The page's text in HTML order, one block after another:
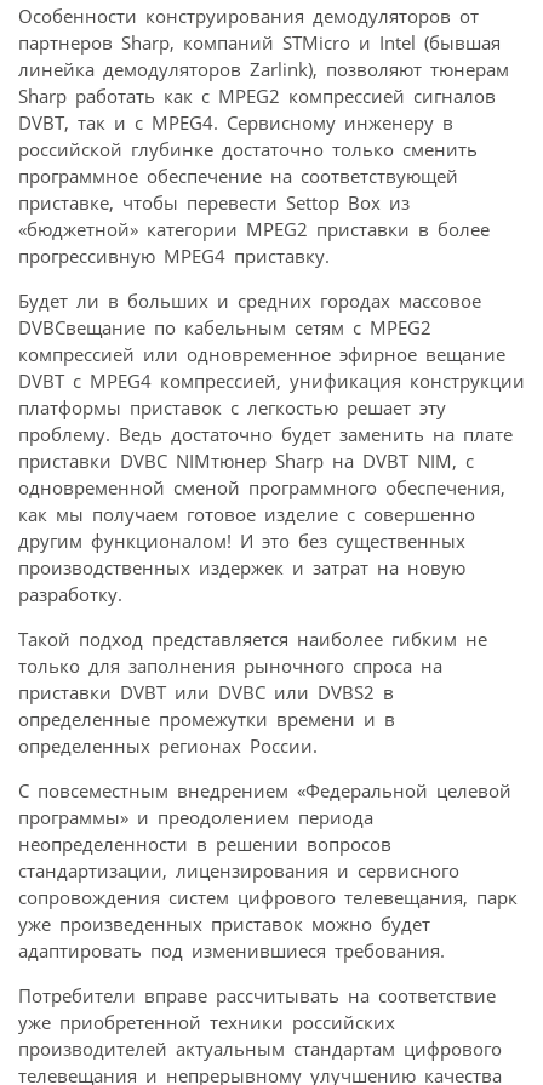
Особенности конструирования демодуляторов от
партнеров Sharp, компаний STMicro и Intel (бывшая
линейка демодуляторов Zarlink), позволяют тюнерам
Sharp работать как с MPEG2 компрессией сигналов
DVBT, так и с MPEG4. Сервисному инженеру в
российской глубинке достаточно только сменить
программное обеспечение на соответствующей
приставке, чтобы перевести Settop Box из
«бюджетной» категории MPEG2 приставки в более
прогрессивную MPEG4 приставку.
Будет ли в больших и средних городах массовое
DVBCвещание по кабельным сетям с MPEG2
компрессией или одновременное эфирное вещание
DVBT с MPEG4 компрессией, унификация конструкции
платформы приставок с легкостью решает эту
проблему. Ведь достаточно будет заменить на плате
приставки DVBC NIMтюнер Sharp на DVBT NIM, с
одновременной сменой программного обеспечения,
как мы получаем готовое изделие с совершенно
другим функционалом! И это без существенных
производственных издержек и затрат на новую
разработку.
Такой подход представляется наиболее гибким не
только для заполнения рыночного спроса на
приставки DVBT или DVBC или DVBS2 в
определенные промежутки времени и в
определенных регионах России.
С повсеместным внедрением «Федеральной целевой
программы» и преодолением периода
неопределенности в решении вопросов
стандартизации, лицензирования и сервисного
сопровождения систем цифрового телевещания, парк
уже произведенных приставок можно будет
адаптировать под изменившиеся требования.
Потребители вправе рассчитывать на соответствие
уже приобретенной техники российских
производителей актуальным стандартам цифрового
телевещания и непрерывному улучшению качества